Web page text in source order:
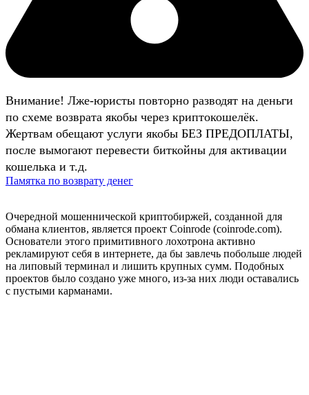
Внимание! Лже-юристы повторно разводят на деньги
по схеме возврата якобы через криптокошелёк.
Жертвам обещают услуги якобы БЕЗ ПРЕДОПЛАТЫ,
после вымогают перевести биткойны для активации
кошелька и т.д.
Памятка по возврату денег
Очередной мошеннической криптобиржей, созданной для
обмана клиентов, является проект Coinrode (coinrode.com).
Основатели этого примитивного лохотрона активно
рекламируют себя в интернете, да бы завлечь побольше людей
на липовый терминал и лишить крупных сумм. Подобных
проектов было создано уже много, из-за них люди оставались
с пустыми карманами.